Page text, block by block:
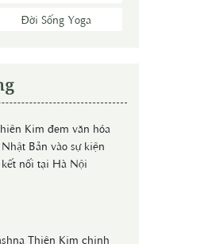
Đời Sống Yoga
Kim đem văn hóa
Bản vào sự kiện
nối tại Hà Nội
Thiên Kim chinh